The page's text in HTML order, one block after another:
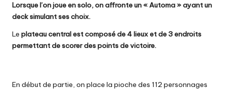
Lorsque l’on joue en solo, on affronte un « Automa » ayant un
deck simulant ses choix.
Le plateau central est composé de 4 lieux et de 3 endroits
permettant de scorer des points de victoire.
En début de partie, on place la pioche des 112 personnages